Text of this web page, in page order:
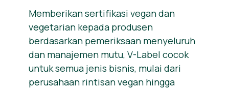
Memberikan sertifikasi vegan dan
vegetarian kepada produsen
berdasarkan pemeriksaan menyeluruh
dan manajemen mutu, V-Label cocok
untuk semua jenis bisnis, mulai dari
perusahaan rintisan vegan hingga